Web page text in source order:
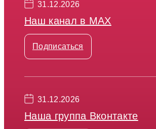
31.12.2026
Наш канал в МАХ
Подписаться
31.12.2026
Наша группа Вконтакте